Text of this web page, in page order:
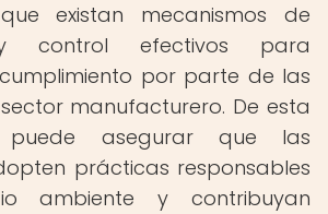
existan mecanismos de
y control efectivos para
por parte de las
manufacturero. De esta
puede asegurar que las
prácticas responsables
ambiente y contribuyan